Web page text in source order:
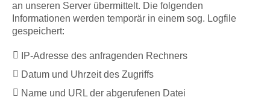
an unseren Server übermittelt. Die folgenden
Informationen werden temporär in einem sog. Logfile
gespeichert:
IP-Adresse des anfragenden Rechners
Datum und Uhrzeit des Zugriffs
Name und URL der abgerufenen Datei